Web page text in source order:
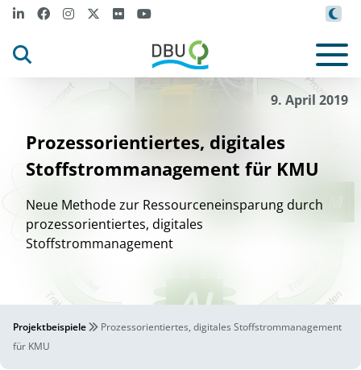
9. April 2019
Prozessorientiertes, digitales
Stoffstrommanagement für KMU
Neue Methode zur Ressourceneinsparung durch
prozessorientiertes, digitales
Stoffstrommanagement
Projektbeispiele
Prozessorientiertes, digitales Stoffstrommanagement
für KMU